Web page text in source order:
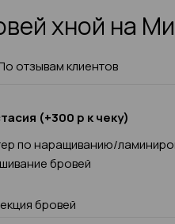
хной на
отзывам клиентов
(+300 р к чеку)
по наращиванию/
бровей
бровей